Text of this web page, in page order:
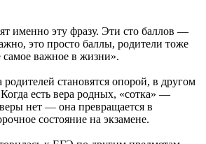
именно эту фразу. Эти сто баллов —
это просто баллы, родители тоже
важное в жизни».
становятся опорой, в другом
есть вера родных, «сотка» —
нет — она превращается в
состояние на экзамене.